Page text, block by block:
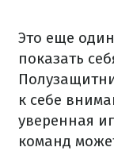
Это еще
показать
к себе
уверенная
команд